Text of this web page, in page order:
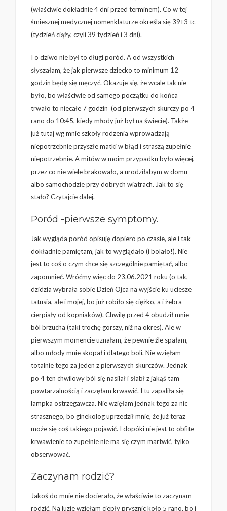
(właściwie dokładnie 4 dni przed terminem). Co w tej
śmiesznej medycznej nomenklaturze określa się 39+3 tc
(tydzień ciąży, czyli 39 tydzień i 3 dni).
I o dziwo nie był to długi poród. A od wszystkich
słyszałam, że jak pierwsze dziecko to minimum 12
godzin będę się męczyć. Okazuje się, że wcale tak nie
było, bo właściwie od samego początku do końca
trwało to niecałe 7 godzin (od pierwszych skurczy po 4
rano do 10:45, kiedy młody już był na świecie). Także
już tutaj wg mnie szkoły rodzenia wprowadzają
niepotrzebnie przyszłe matki w błąd i straszą zupełnie
niepotrzebnie. A mitów w moim przypadku było więcej,
przez co nie wiele brakowało, a urodziłabym w domu
albo samochodzie przy dobrych wiatrach. Jak to się
stało? Czytajcie dalej.
Poród -pierwsze symptomy.
Jak wygląda poród opisuję dopiero po czasie, ale i tak
dokładnie pamiętam, jak to wyglądało (i bolało!). Nie
jest to coś o czym chce się szczególnie pamiętać, albo
zapomnieć. Wróćmy więc do 23.06.2021 roku (o tak,
dzidzia wybrała sobie Dzień Ojca na wyjście ku uciesze
tatusia, ale i mojej, bo już robiło się ciężko, a i żebra
cierpiały od kopniaków). Chwilę przed 4 obudził mnie
ból brzucha (taki trochę gorszy, niż na okres). Ale w
pierwszym momencie uznałam, że pewnie źle spałam,
albo młody mnie skopał i dlatego boli. Nie wzięłam
totalnie tego za jeden z pierwszych skurczów. Jednak
po 4 ten chwilowy ból się nasilał i słabł z jakąś tam
powtarzalnością i zaczęłam krwawić. I tu zapaliła się
lampka ostrzegawcza. Nie wzięłam jednak tego za nic
strasznego, bo ginekolog uprzedził mnie, że już teraz
może się coś takiego pojawić. I dopóki nie jest to obfite
krwawienie to zupełnie nie ma się czym martwić, tylko
obserwować.
Zaczynam rodzić?
Jakoś do mnie nie docierało, że właściwie to zaczynam
rodzić. Na luzie wzięłam ciepły prysznic koło 5 rano, bo i